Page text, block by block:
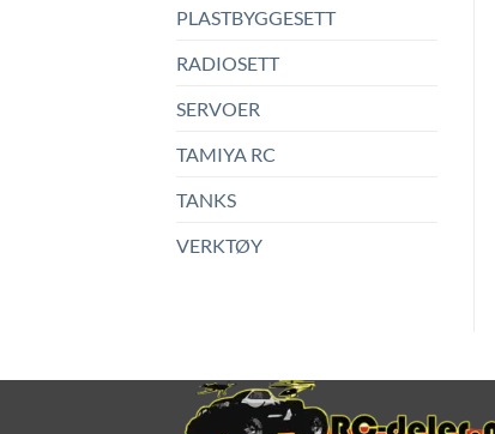
PLASTBYGGESETT
RADIOSETT
SERVOER
TAMIYA RC
TANKS
VERKTØY